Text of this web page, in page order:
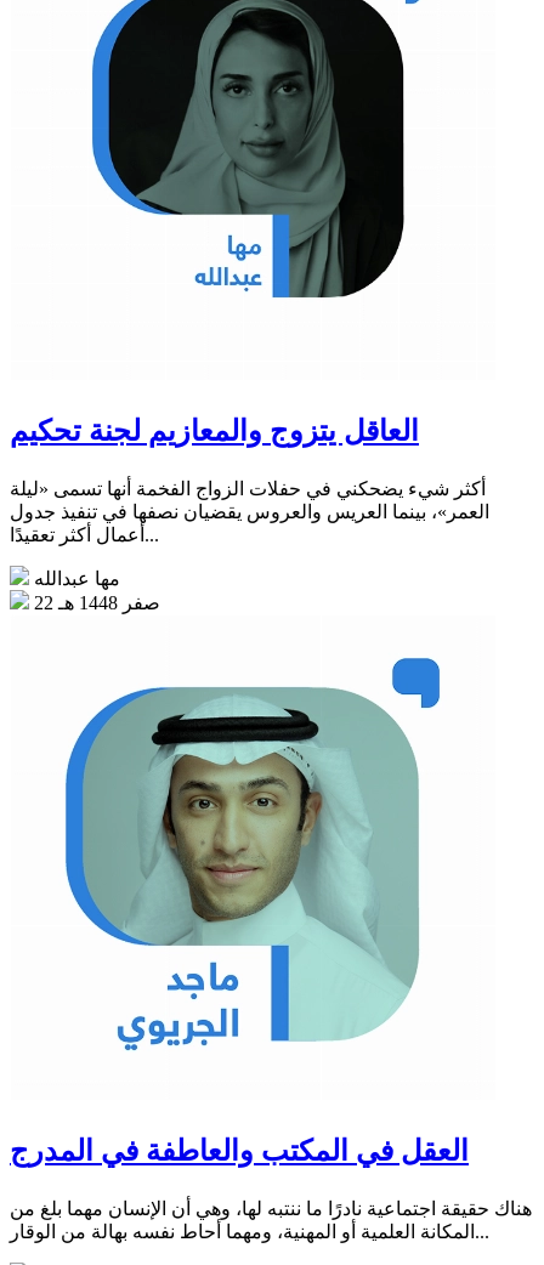
العاقل يتزوج والمعازيم لجنة تحكيم
أكثر شيء يضحكني في حفلات الزواج الفخمة أنها تسمى «ليلة
العمر»، بينما العريس والعروس يقضيان نصفها في تنفيذ جدول
أعمال أكثر تعقيدًا...
مها عبدالله
22 صفر 1448 هـ
العقل في المكتب والعاطفة في المدرج
هناك حقيقة اجتماعية نادرًا ما ننتبه لها، وهي أن الإنسان مهما بلغ من
المكانة العلمية أو المهنية، ومهما أحاط نفسه بهالة من الوقار...